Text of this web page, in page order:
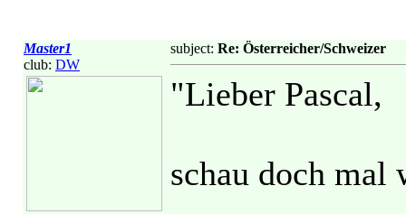
Master1
club: DW
subject: Re: Österreicher/Schweizer
"Lieber Pascal,
schau doch mal